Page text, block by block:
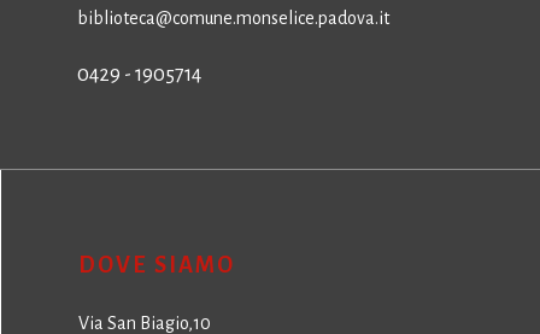
biblioteca@comune.monselice.padova.it
0429 - 1905714
DOVE SIAMO
Via San Biagio,10